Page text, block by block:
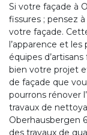
Si votre façade à
fissures ; pensez
votre façade.
l’apparence et
équipes
bien votre projet
de façade que
pourrons rénover
travaux de
Oberhausbergen
des travaux de